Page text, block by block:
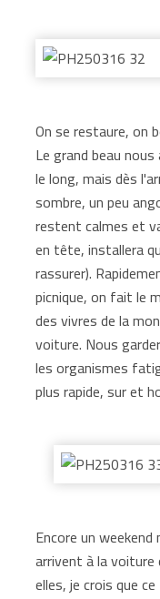
On se restaure, on
Le grand beau
le long, mais dès
sombre, un peu
restent calmes et
en tête, installera
rassurer).
picnique, on fait le
des vivres de la
voiture. Nous
les organismes
plus rapide, sur et
Encore un
arrivent à la voiture
elles, je crois que